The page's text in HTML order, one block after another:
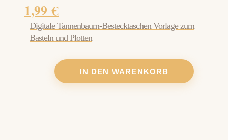
1,99€
Digitale Tannenbaum-Bestecktaschen Vorlage zum
Basteln und Plotten
IN DEN WARENKORB